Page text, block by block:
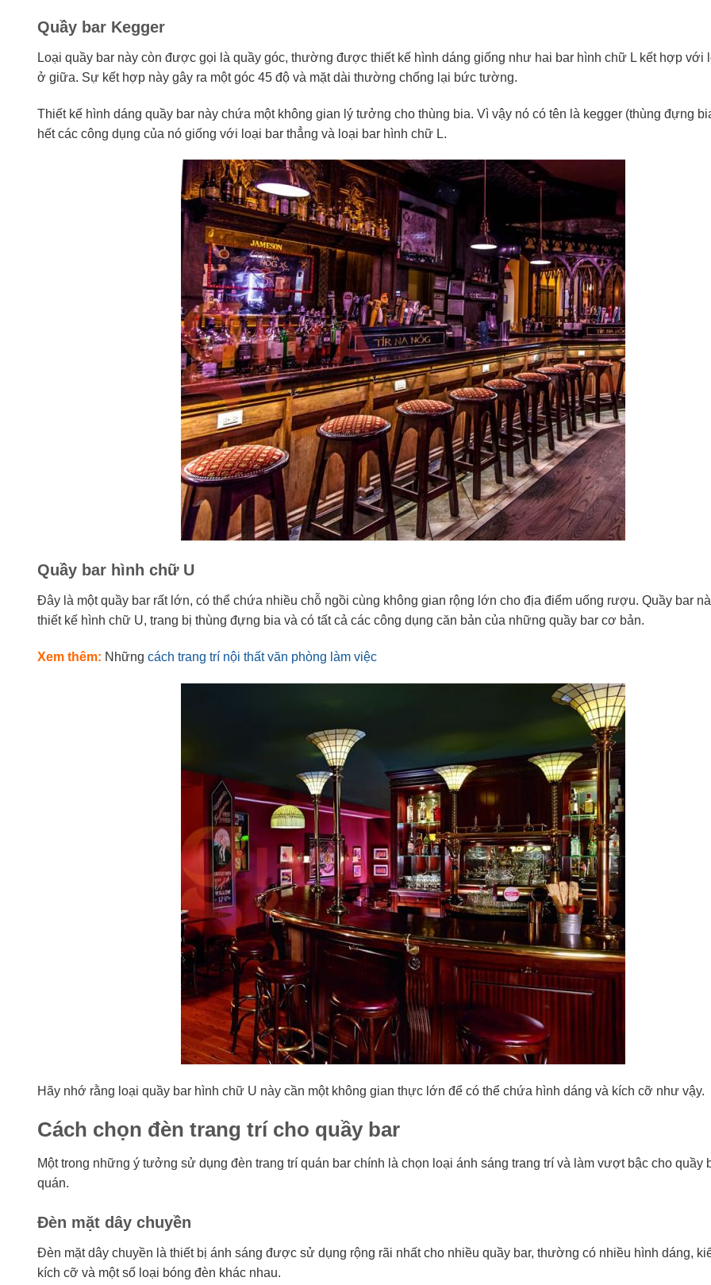
Quầy bar Kegger
Loại quầy bar này còn được gọi là quầy góc, thường được thiết kế hình dáng giống như hai bar hình chữ L kết hợp với
ở giữa. Sự kết hợp này gây ra một góc 45 độ và mặt dài thường chống lại bức tường.
Thiết kế hình dáng quầy bar này chứa một không gian lý tưởng cho thùng bia. Vì vậy nó có tên là kegger (thùng đựng
hết các công dụng của nó giống với loại bar thẳng và loại bar hình chữ L.
Quầy bar hình chữ U
Đây là một quầy bar rất lớn, có thể chứa nhiều chỗ ngồi cùng không gian rộng lớn cho địa điểm uống rượu. Quầy bar
thiết kế hình chữ U, trang bị thùng đựng bia và có tất cả các công dụng căn bản của những quầy bar cơ bản.
Xem thêm: Những cách trang trí nội thất văn phòng làm việc
Hãy nhớ rằng loại quầy bar hình chữ U này cần một không gian thực lớn để có thể chứa hình dáng và kích cỡ như vậy.
Cách chọn đèn trang trí cho quầy bar
Một trong những ý tưởng sử dụng đèn trang trí quán bar chính là chọn loại ánh sáng trang trí và làm vượt bậc cho quầy
quán.
Đèn mặt dây chuyền
Đèn mặt dây chuyền là thiết bị ánh sáng được sử dụng rộng rãi nhất cho nhiều quầy bar, thường có nhiều hình dáng,
kích cỡ và một số loại bóng đèn khác nhau.